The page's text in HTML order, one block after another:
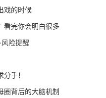
戏的时候
看完你会明白很多
险提醒
手！
圈背后的大脑机制